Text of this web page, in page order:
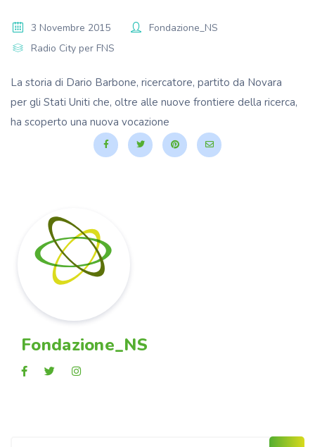
3 Novembre 2015
Fondazione_NS
Radio City per FNS
La storia di Dario Barbone, ricercatore, partito da Novara
per gli Stati Uniti che, oltre alle nuove frontiere della ricerca,
ha scoperto una nuova vocazione
Fondazione_NS